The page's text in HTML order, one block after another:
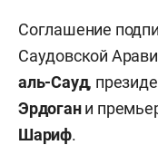
Соглашение
Саудовской
аль-Сауд,
Эрдогани
Шариф.